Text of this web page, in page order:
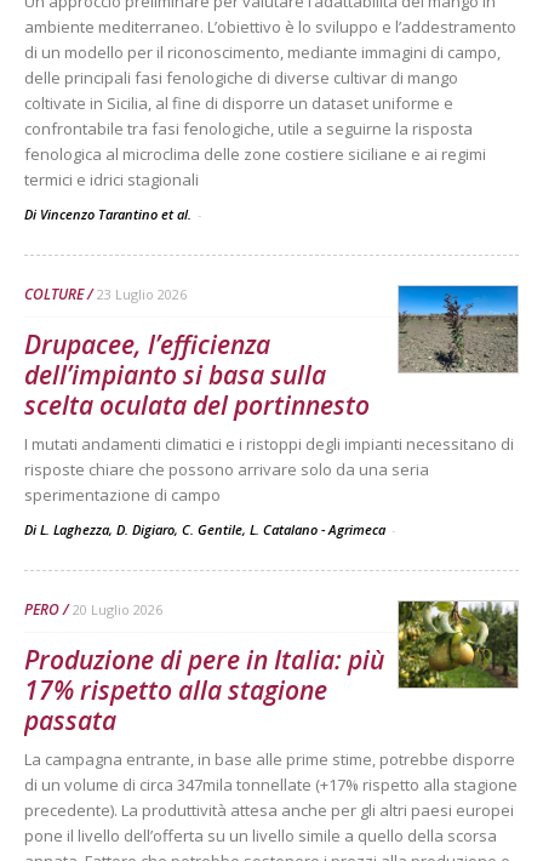
ambiente mediterraneo. L’obiettivo è lo sviluppo e l’addestramento
di un modello per il riconoscimento, mediante immagini di campo,
delle principali fasi fenologiche di diverse cultivar di mango
coltivate in Sicilia, al fine di disporre un dataset uniforme e
confrontabile tra fasi fenologiche, utile a seguirne la risposta
fenologica al microclima delle zone costiere siciliane e ai regimi
termici e idrici stagionali
Di Vincenzo Tarantino et al. -
COLTURE 23 Luglio 2026
Drupacee, l’efficienza
dell’impianto si basa sulla
scelta oculata del portinnesto
I mutati andamenti climatici e i ristoppi degli impianti necessitano di
risposte chiare che possono arrivare solo da una seria
sperimentazione di campo
Di L. Laghezza, D. Digiaro, C. Gentile, L. Catalano - Agrimeca -
PERO 20 Luglio 2026
Produzione di pere in Italia: più
17% rispetto alla stagione
passata
La campagna entrante, in base alle prime stime, potrebbe disporre
di un volume di circa 347mila tonnellate (+17% rispetto alla stagione
precedente). La produttività attesa anche per gli altri paesi europei
pone il livello dell’offerta su un livello simile a quello della scorsa